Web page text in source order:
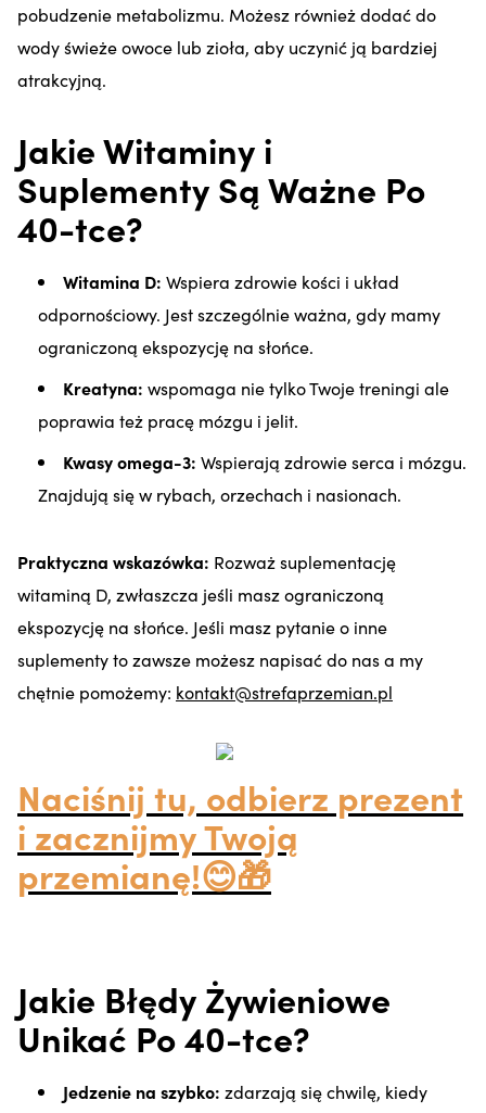
pobudzenie metabolizmu. Możesz również dodać do
wody świeże owoce lub zioła, aby uczynić ją bardziej
atrakcyjną.
Jakie Witaminy i
Suplementy Są Ważne Po
40-tce?
Witamina D: Wspiera zdrowie kości i układ
odpornościowy. Jest szczególnie ważna, gdy mamy
ograniczoną ekspozycję na słońce.
Kreatyna: wspomaga nie tylko Twoje treningi ale
poprawia też pracę mózgu i jelit.
Kwasy omega-3: Wspierają zdrowie serca i mózgu.
Znajdują się w rybach, orzechach i nasionach.
Praktyczna wskazówka: Rozważ suplementację
witaminą D, zwłaszcza jeśli masz ograniczoną
ekspozycję na słońce. Jeśli masz pytanie o inne
suplementy to zawsze możesz napisać do nas a my
chętnie pomożemy: kontakt@strefaprzemian.pl
Naciśnij tu, odbierz prezent
i zacznijmy Twoją
przemianę!😊🎁
Jakie Błędy Żywieniowe
Unikać Po 40-tce?
Jedzenie na szybko: zdarzają się chwilę, kiedy